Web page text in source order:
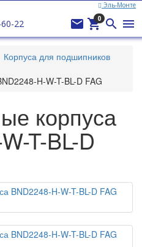
Эль-Монте
Ваш город —Эль-Монте
22  
0  
Корпуса для подшипников
H-W-T-BL-D FAG
корпуса
T-BL-D